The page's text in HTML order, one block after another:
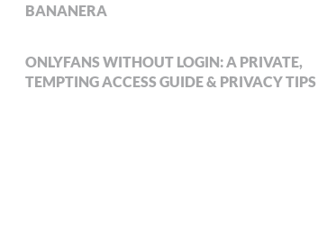
BANANERA
ONLYFANS WITHOUT LOGIN: A PRIVATE,
TEMPTING ACCESS GUIDE & PRIVACY TIPS